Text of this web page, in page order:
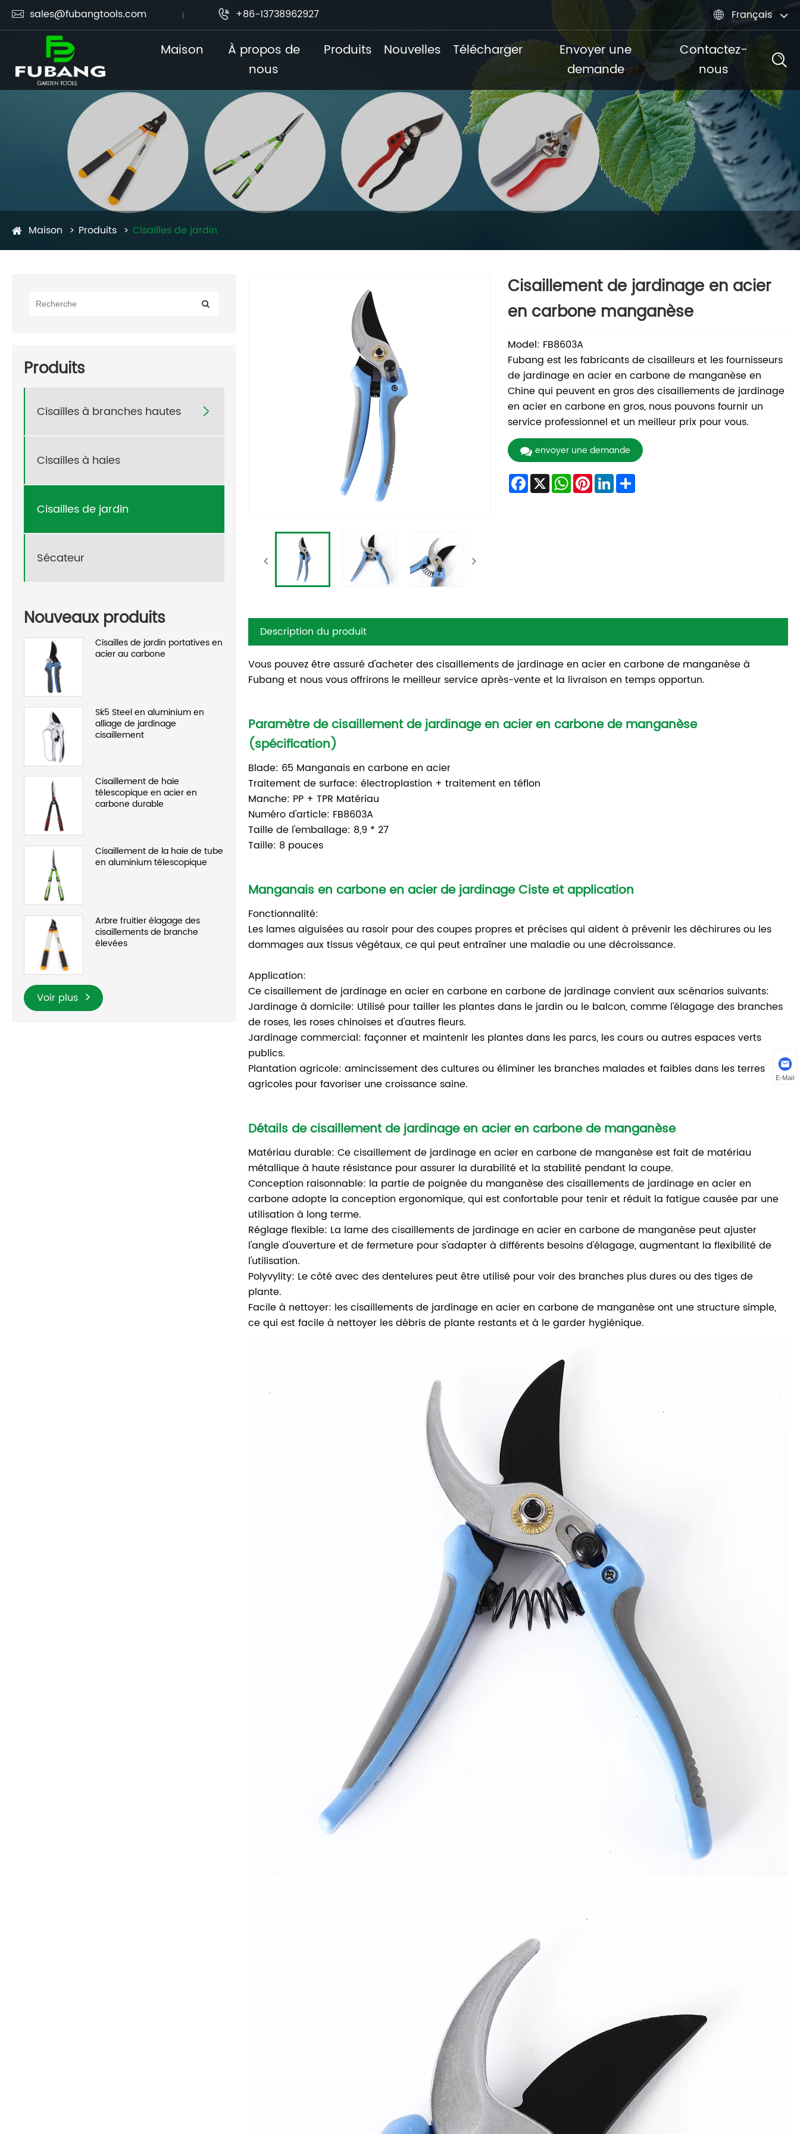
 sales@fubangtools.com  +86-13738962927  Français
Maison
À propos de
nous
Produits Nouvelles Télécharger
Envoyer une
demande
Contactez-
nous
Maison Produits Cisailles de jardin
Produits
Cisailles à branches hautes 
Cisailles à haies
Cisailles de jardin
Sécateur
Nouveaux produits
Cisailles de jardin portatives en
acier au carbone
Sk5 Steel en aluminium en
alliage de jardinage
cisaillement
Cisaillement de haie
télescopique en acier en
carbone durable
Cisaillement de la haie de tube
en aluminium télescopique
Arbre fruitier élagage des
cisaillements de branche
élevées
Voir plus
Cisaillement de jardinage en acier
en carbone manganèse
Model: FB8603A
Fubang est les fabricants de cisailleurs et les fournisseurs
de jardinage en acier en carbone de manganèse en
Chine qui peuvent en gros des cisaillements de jardinage
en acier en carbone en gros, nous pouvons fournir un
service professionnel et un meilleur prix pour vous.
envoyer une demande
Facebook
X WhatsApp
Pinterest
LinkedInShare
Description du produit
Vous pouvez être assuré d'acheter des cisaillements de jardinage en acier en carbone de manganèse à
Fubang et nous vous offrirons le meilleur service après-vente et la livraison en temps opportun.
Paramètre de cisaillement de jardinage en acier en carbone de manganèse
(spécification)
Blade: 65 Manganais en carbone en acier
Traitement de surface: électroplastion + traitement en téflon
Manche: PP + TPR Matériau
Numéro d'article: FB8603A
Taille de l'emballage: 8,9 * 27
Taille: 8 pouces
Manganais en carbone en acier de jardinage Ciste et application
Fonctionnalité:
Les lames aiguisées au rasoir pour des coupes propres et précises qui aident à prévenir les déchirures ou les
dommages aux tissus végétaux, ce qui peut entraîner une maladie ou une décroissance.
Application:
Ce cisaillement de jardinage en acier en carbone en carbone de jardinage convient aux scénarios suivants:
Jardinage à domicile: Utilisé pour tailler les plantes dans le jardin ou le balcon, comme l'élagage des branches
de roses, les roses chinoises et d'autres fleurs.
Jardinage commercial: façonner et maintenir les plantes dans les parcs, les cours ou autres espaces verts
publics.
Plantation agricole: amincissement des cultures ou éliminer les branches malades et faibles dans les terres
agricoles pour favoriser une croissance saine.
Détails de cisaillement de jardinage en acier en carbone de manganèse
Matériau durable: Ce cisaillement de jardinage en acier en carbone de manganèse est fait de matériau
métallique à haute résistance pour assurer la durabilité et la stabilité pendant la coupe.
Conception raisonnable: la partie de poignée du manganèse des cisaillements de jardinage en acier en
carbone adopte la conception ergonomique, qui est confortable pour tenir et réduit la fatigue causée par une
utilisation à long terme.
Réglage flexible: La lame des cisaillements de jardinage en acier en carbone de manganèse peut ajuster
l'angle d'ouverture et de fermeture pour s'adapter à différents besoins d'élagage, augmentant la flexibilité de
l'utilisation.
Polyvylity: Le côté avec des dentelures peut être utilisé pour voir des branches plus dures ou des tiges de
plante.
Facile à nettoyer: les cisaillements de jardinage en acier en carbone de manganèse ont une structure simple,
ce qui est facile à nettoyer les débris de plante restants et à le garder hygiénique.
E-Mail